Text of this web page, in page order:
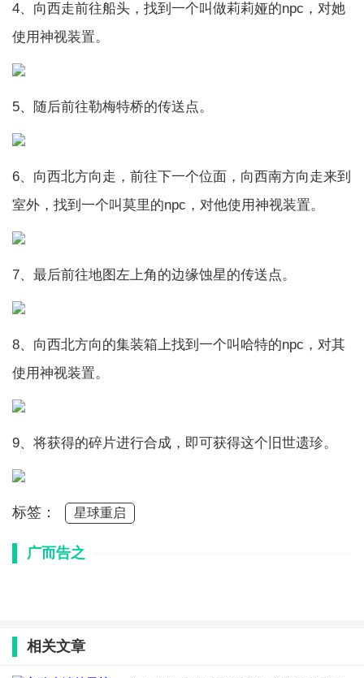
4、向西走前往船头，找到一个叫做莉莉娅的npc，对她
使用神视装置。
5、随后前往勒梅特桥的传送点。
6、向西北方向走，前往下一个位面，向西南方向走来到
室外，找到一个叫莫里的npc，对他使用神视装置。
7、最后前往地图左上角的边缘蚀星的传送点。
8、向西北方向的集装箱上找到一个叫哈特的npc，对其
使用神视装置。
9、将获得的碎片进行合成，即可获得这个旧世遗珍。
标签： 星球重启
广而告之
相关文章